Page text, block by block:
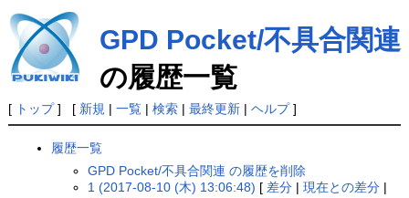
GPD Pocket/不具合関連
の履歴一覧
[ トップ] [ 新規 | 一覧| 検索| 最終更新| ヘルプ]
履歴一覧
GPD Pocket/不具合関連 の履歴を削除
1 (2017-08-10 (木) 13:06:48) [ 差分 |現在との差分 |